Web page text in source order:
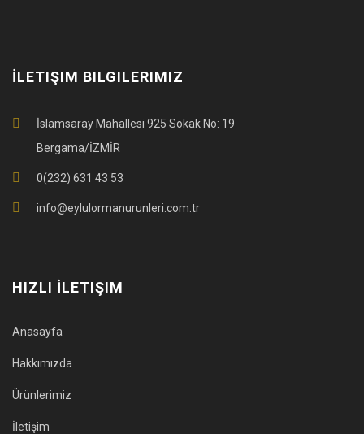
İLETIŞIM BILGILERIMIZ
İslamsaray Mahallesi 925 Sokak No: 19
Bergama/İZMİR
0(232) 631 43 53
info@eylulormanurunleri.com.tr
HIZLI İLETIŞIM
Anasayfa
Hakkımızda
Ürünlerimiz
İletişim